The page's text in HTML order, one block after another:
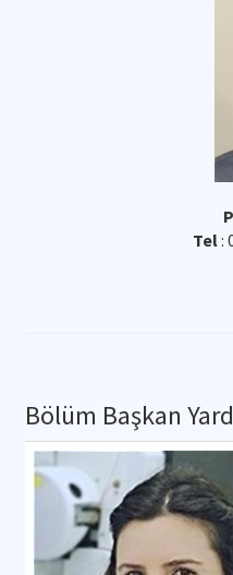
Tel:
Bölüm Başkan